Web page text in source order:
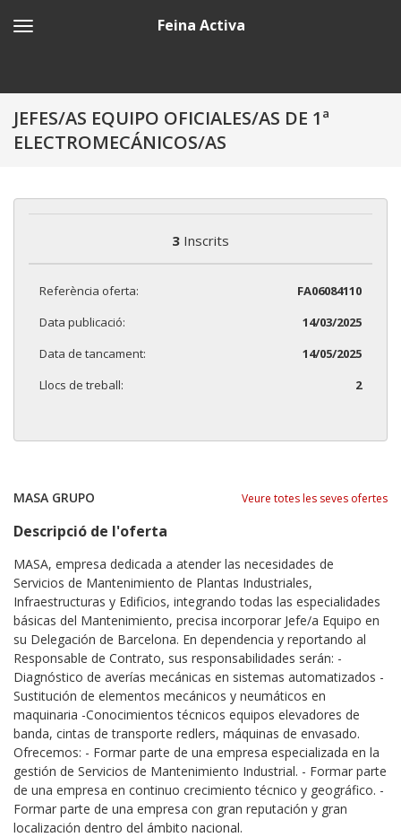
Feina Activa
JEFES/AS EQUIPO OFICIALES/AS DE 1ª
ELECTROMECÁNICOS/AS
3 Inscrits
Referència oferta:
FA06084110
Data publicació:
14/03/2025
Data de tancament:
14/05/2025
Llocs de treball:
2
MASA GRUPO Veure totes les seves ofertes
Descripció de l'oferta
MASA, empresa dedicada a atender las necesidades de
Servicios de Mantenimiento de Plantas Industriales,
Infraestructuras y Edificios, integrando todas las especialidades
básicas del Mantenimiento, precisa incorporar Jefe/a Equipo en
su Delegación de Barcelona. En dependencia y reportando al
Responsable de Contrato, sus responsabilidades serán: -
Diagnóstico de averías mecánicas en sistemas automatizados -
Sustitución de elementos mecánicos y neumáticos en
maquinaria -Conocimientos técnicos equipos elevadores de
banda, cintas de transporte redlers, máquinas de envasado.
Ofrecemos: - Formar parte de una empresa especializada en la
gestión de Servicios de Mantenimiento Industrial. - Formar parte
de una empresa en continuo crecimiento técnico y geográfico. -
Formar parte de una empresa con gran reputación y gran
localización dentro del ámbito nacional.